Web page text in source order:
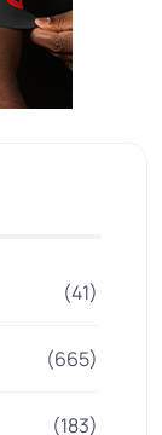
(41)
(665)
(183)